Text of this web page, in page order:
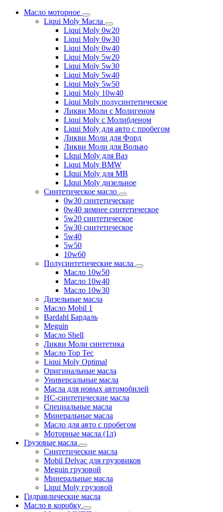
Масло моторное
Liqui Moly Масла
Liqui Moly 0w20
Liqui Moly 0w30
Liqui Moly 0w40
Liqui Moly 5w20
Liqui Moly 5w30
Liqui Moly 5w40
Liqui Moly 5w50
Liqui Moly 10w40
Liqui Moly полусинтетическое
Ликви Моли с Молигеном
Liqui Moly с Молибденом
Liqui Moly для авто с пробегом
Ликви Моли для Форд
Ликви Моли для Вольво
LIqui Moly для Ваз
Liqui Moly BMW
LIqui Moly для MB
LIqui Moly дизельное
Синтетическое масло
0w30 синтетические
0w40 зимнее синтетическое
5w20 синтетическое
5w30 синтетическое
5w40
5w50
10w60
Полусинтетические масла
Масло 10w50
Масло 10w40
Масло 10w30
Дизельные масла
Масло Mobil 1
Bardahl Бардаль
Meguin
Масло Shell
Ликви Моли синтетика
Масло Top Tec
Liqui Moly Optimal
Оригинальные масла
Универсальные масла
Масла для новых автомобилей
HC-синтетические масла
Специальные масла
Минеральные масла
Масло для авто с пробегом
Моторные масла (1л)
Грузовые масла
Синтетические масла
Mobil Delvac для грузовиков
Meguin грузовой
Минеральные масла
Liqui Moly грузовой
Гидравлические масла
Масло в коробку